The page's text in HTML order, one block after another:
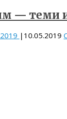
— теми
| 10.05.2019